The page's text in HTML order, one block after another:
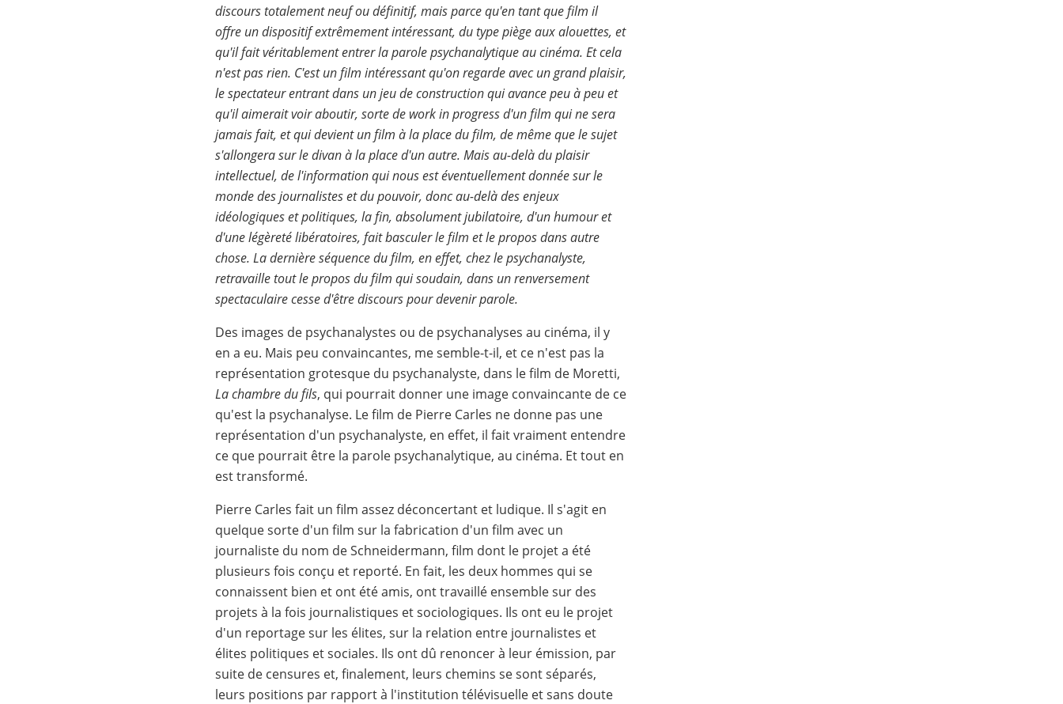
discours totalement neuf ou définitif, mais parce qu'en tant que film il
offre un dispositif extrêmement intéressant, du type piège aux alouettes, et
qu'il fait véritablement entrer la parole psychanalytique au cinéma. Et cela
n'est pas rien. C'est un film intéressant qu'on regarde avec un grand plaisir,
le spectateur entrant dans un jeu de construction qui avance peu à peu et
qu'il aimerait voir aboutir, sorte de work in progressd'un film qui ne sera
jamais fait, et qui devient un film à la place du film, de même que le sujet
s'allongera sur le divan à la place d'un autre. Mais au-delà du plaisir
intellectuel, de l'information qui nous est éventuellement donnée sur le
monde des journalistes et du pouvoir, donc au-delà des enjeux
idéologiques et politiques, la fin, absolument jubilatoire, d'un humour et
d'une légèreté libératoires, fait basculer le film et le propos dans autre
chose. La dernière séquence du film, en effet, chez le psychanalyste,
retravaille tout le propos du film qui soudain, dans un renversement
spectaculaire cesse d'être discours pour devenir parole.
Des images de psychanalystes ou de psychanalyses au cinéma, il y
en a eu. Mais peu convaincantes, me semble-t-il, et ce n'est pas la
représentation grotesque du psychanalyste, dans le film de Moretti,
La chambre du fils, qui pourrait donner une image convaincante de ce
qu'est la psychanalyse. Le film de Pierre Carles ne donne pas une
représentation d'un psychanalyste, en effet, il fait vraiment entendre
ce que pourrait être la parole psychanalytique, au cinéma. Et tout en
est transformé.
Pierre Carles fait un film assez déconcertant et ludique. Il s'agit en
quelque sorte d'un film sur la fabrication d'un film avec un
journaliste du nom de Schneidermann, film dont le projet a été
plusieurs fois conçu et reporté. En fait, les deux hommes qui se
connaissent bien et ont été amis, ont travaillé ensemble sur des
projets à la fois journalistiques et sociologiques. Ils ont eu le projet
d'un reportage sur les élites, sur la relation entre journalistes et
élites politiques et sociales. Ils ont dû renoncer à leur émission, par
suite de censures et, finalement, leurs chemins se sont séparés,
leurs positions par rapport à l'institution télévisuelle et sans doute